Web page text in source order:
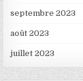
septembre 2023
août 2023
juillet 2023